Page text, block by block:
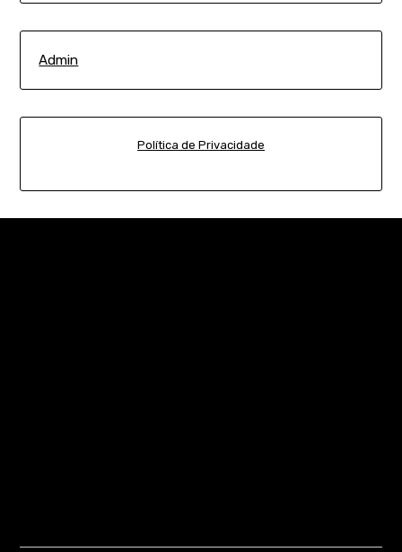
Admin
Política de Privacidade